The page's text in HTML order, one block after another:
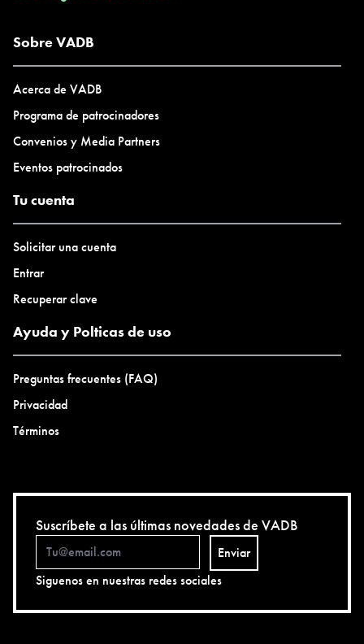
Sobre VADB
Acerca de VADB
Programa de patrocinadores
Convenios y Media Partners
Eventos patrocinados
Tu cuenta
Solicitar una cuenta
Entrar
Recuperar clave
Ayuda y Polticas de uso
Preguntas frecuentes (FAQ)
Privacidad
Términos
Suscríbete a las últimas novedades de VADB
Enviar
Siguenos en nuestras redes sociales